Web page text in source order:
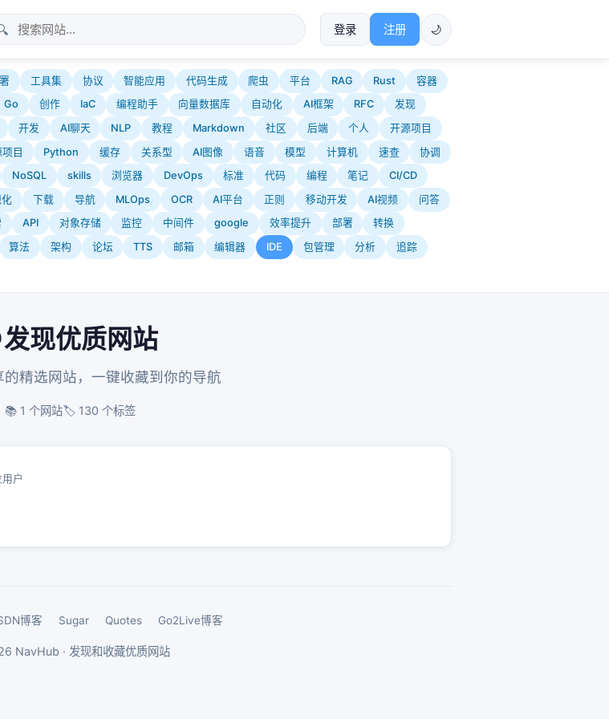
登录 注册 🌙
工具集 协议 智能应用 代码生成 爬虫 平台 RAG Rust
容器
Go 创作 IaC 编程助手 向量数据库 自动化 AI框架 RFC
发现
开发 AI聊天 NLP 教程 Markdown 社区 后端 个人
开源项目
目 Python 缓存 关系型 AI图像 语音 模型 计算机 速查
协调
NoSQL skills 浏览器 DevOps 标准 代码 编程 笔记
CI/CD
下载 导航 MLOps OCR AI平台 正则 移动开发 AI视频
问答
API 对象存储 监控 中间件 google 效率提升 部署
转换
算法 架构 论坛 TTS 邮箱 编辑器 IDE 包管理 分析
追踪
发现优质网站
的精选网站，一键收藏到你的导航
📚 1 个网站🏷️ 130 个标签
户
博客 Sugar Quotes Go2Live博客
NavHub · 发现和收藏优质网站